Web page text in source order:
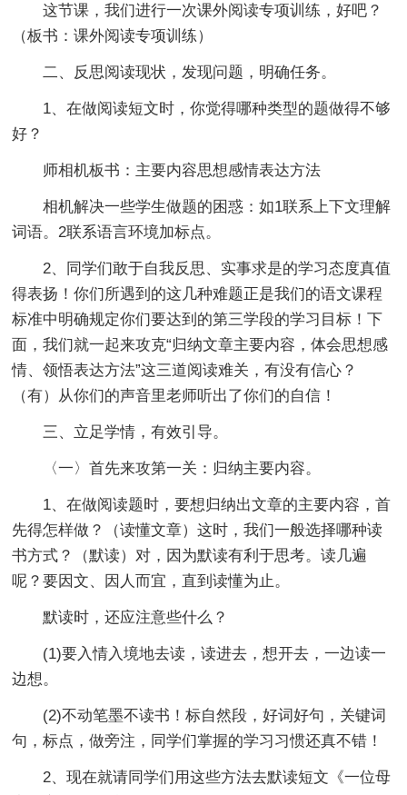
这节课，我们进行一次课外阅读专项训练，好吧？
（板书：课外阅读专项训练）
二、反思阅读现状，发现问题，明确任务。
1、在做阅读短文时，你觉得哪种类型的题做得不够
好？
师相机板书：主要内容思想感情表达方法
相机解决一些学生做题的困惑：如1联系上下文理解
词语。2联系语言环境加标点。
2、同学们敢于自我反思、实事求是的学习态度真值
得表扬！你们所遇到的这几种难题正是我们的语文课程
标准中明确规定你们要达到的第三学段的学习目标！下
面，我们就一起来攻克“归纳文章主要内容，体会思想感
情、领悟表达方法”这三道阅读难关，有没有信心？
（有）从你们的声音里老师听出了你们的自信！
三、立足学情，有效引导。
〈一〉首先来攻第一关：归纳主要内容。
1、在做阅读题时，要想归纳出文章的主要内容，首
先得怎样做？（读懂文章）这时，我们一般选择哪种读
书方式？（默读）对，因为默读有利于思考。读几遍
呢？要因文、因人而宜，直到读懂为止。
默读时，还应注意些什么？
(1)要入情入境地去读，读进去，想开去，一边读一
边想。
(2)不动笔墨不读书！标自然段，好词好句，关键词
句，标点，做旁注，同学们掌握的学习习惯还真不错！
2、现在就请同学们用这些方法去默读短文《一位母